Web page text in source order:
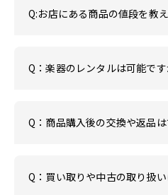
Q:お店にある商品の値段を教
Q：楽器のレンタルは可能です
Q：商品購入後の交換や返品
Q：買い取りや中古の取り扱